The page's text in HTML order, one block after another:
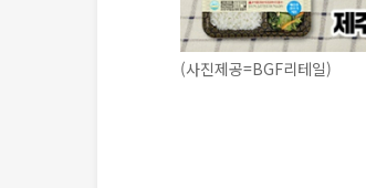
(사진제공=BGF리테일)